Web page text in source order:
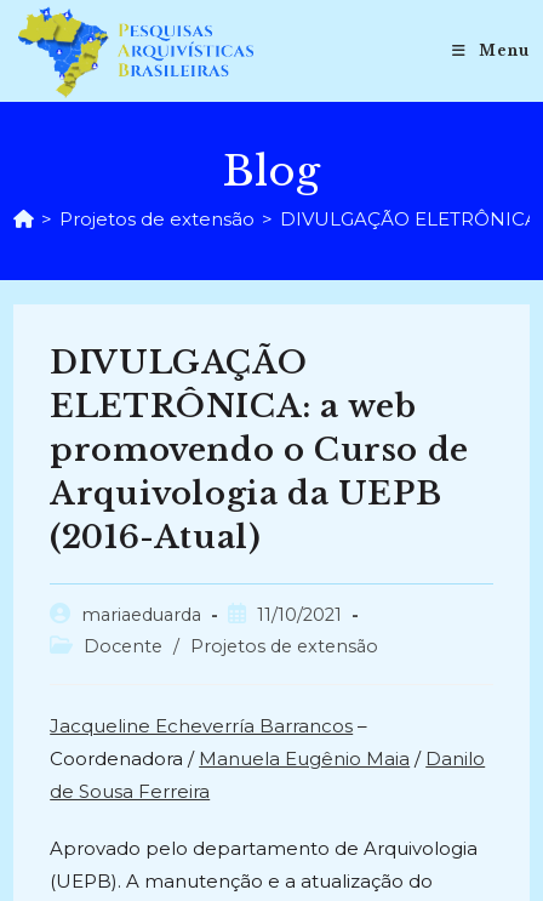
para
conteúdo
Menu
Blog
> Projetos de extensão > DIVULGAÇÃO
DIVULGAÇÃO
ELETRÔNICA: a web
promovendo o Curso de
Arquivologia da UEPB
(2016-Atual)
Autor
do
mariaeduarda
Post
publicado:
11/10/2021
Categoria
Docente / Projetos de extensão
Jacqueline Echeverría Barrancos –
Coordenadora / Manuela Eugênio Maia / Danilo
de Sousa Ferreira
Aprovado pelo departamento de Arquivologia
(UEPB). A manutenção e a atualização do